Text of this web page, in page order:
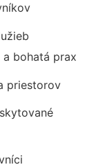
bohatá prax
priestorov